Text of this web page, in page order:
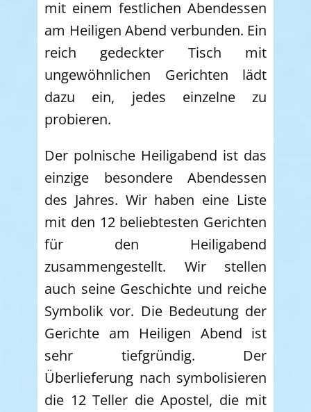
mit einem festlichen Abendessen
am Heiligen Abend verbunden. Ein
reich gedeckter Tisch mit
ungewöhnlichen Gerichten lädt
dazu ein, jedes einzelne zu
probieren.
Der polnische Heiligabend ist das
einzige besondere Abendessen
des Jahres. Wir haben eine Liste
mit den 12 beliebtesten Gerichten
für den Heiligabend
zusammengestellt. Wir stellen
auch seine Geschichte und reiche
Symbolik vor. Die Bedeutung der
Gerichte am Heiligen Abend ist
sehr tiefgründig. Der
Überlieferung nach symbolisieren
die 12 Teller die Apostel, die mit